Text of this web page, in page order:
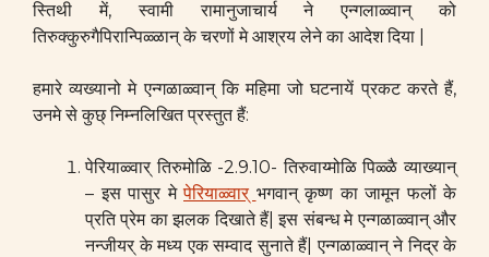
स्तिथी में, स्वामी रामानुजाचार्य ने एन्गलाळ्वान् को
तिरुक्कुरुगैपिरान्पिळ्ळान् के चरणों मे आश्रय लेने का आदेश दिया |
हमारे व्यख्यानो मे एन्गळाळ्वान् कि महिमा जो घटनायें प्रकट करते हैं,
उनमे से कुछ् निम्नलिखित प्रस्तुत हैं:
पेरियाळ्वार् तिरुमोळि -2.9.10- तिरुवाय्मोळि पिळ्ळै व्याख्यान्
– इस पासुर मेपेरियाळ्वार् भगवान् कृष्ण का जामून फलों के
प्रति प्रेम का झलक दिखाते हैं| इस संबन्ध मे एन्गळाळ्वान् और
नन्जीयर् के मध्य एक सम्वाद सुनाते हैं| एन्गळाळ्वान् ने निद्र के